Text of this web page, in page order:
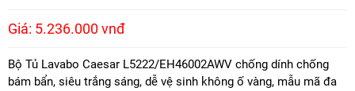
Giá: 5.236.000 vnđ
Bộ Tủ Lavabo Caesar L5222/EH46002AWV chống dính chống
bám bẩn, siêu trắng sáng, dễ vệ sinh không ố vàng, mẫu mã đa